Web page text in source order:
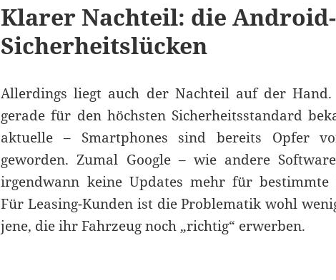
Klarer Nachteil: die Android-
Sicherheitslücken
Allerdings liegt auch der Nachteil auf der
gerade für den höchsten Sicherheitsstandard
aktuelle – Smartphones sind bereits Opfer
geworden. Zumal Google – wie andere
irgendwann keine Updates mehr für
Für Leasing-Kunden ist die Problematik wohl
jene, die ihr Fahrzeug noch „richtig“ erwerben.